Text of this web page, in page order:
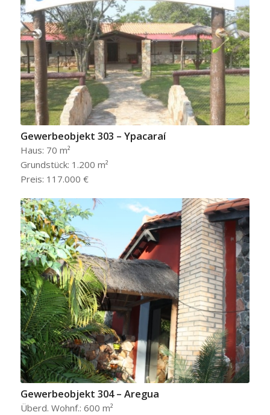
Gewerbeobjekt 303 – Ypacaraí
Haus: 70 m²
Grundstück: 1.200 m²
Preis: 117.000 €
Gewerbeobjekt 304 – Aregua
Überd. Wohnf.: 600 m²